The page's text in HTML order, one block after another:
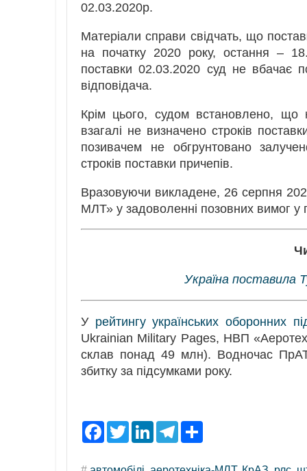
02.03.2020р.
Матеріали справи свідчать, що
на початку 2020 року, остання –
поставки 02.03.2020 суд не вбачає
відповідача.
Крім цього, судом встановлено, що
взагалі не визначено строків
позивачем не обгрунтовано
строків поставки причепів.
Вразовуючи викладене, 26 серпня
МЛТ» у задоволенні позовних вимог у
Україна поставила
У рейтингу українських оборонних
Ukrainian Military Pages, НВП
склав понад 49 млн). Водночас
збитку за підсумками року.
F
a
T
w
L
T